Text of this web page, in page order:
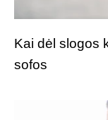
Kai dėl slogos
sofos